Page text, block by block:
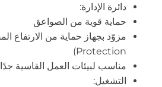
دائرة الإدارة:
حماية قوية من الصواعق
Protection)
مناسب لبيئات العمل القاسية جدًا
التشغيل: